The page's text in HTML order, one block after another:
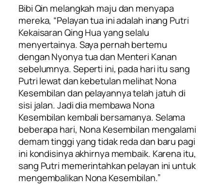
Bibi Qin melangkah maju dan menyapa
mereka, “Pelayan tua ini adalah inang Putri
Kekaisaran Qing Hua yang selalu
menyertainya. Saya pernah bertemu
dengan Nyonya tua dan Menteri Kanan
sebelumnya. Seperti ini, pada hari itu sang
Putri lewat dan kebetulan melihat Nona
Kesembilan dan pelayannya telah jatuh di
sisi jalan. Jadi dia membawa Nona
Kesembilan kembali bersamanya. Selama
beberapa hari, Nona Kesembilan mengalami
demam tinggi yang tidak reda dan baru pagi
ini kondisinya akhirnya membaik. Karena itu,
sang Putri memerintahkan pelayan ini untuk
mengembalikan Nona Kesembilan.”